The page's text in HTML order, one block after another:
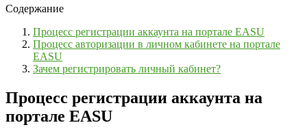
Содержание
Процесс регистрации аккаунта на портале EASU
Процесс авторизации в личном кабинете на портале
EASU
Зачем регистрировать личный кабинет?
Процесс регистрации аккаунта на
портале EASU